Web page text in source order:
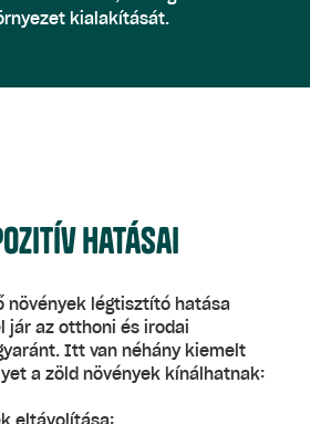
kialakítását.
hatásai
növények légtisztító hatása
jár az otthoni és irodai
Itt van néhány kiemelt
a zöld növények kínálhatnak: